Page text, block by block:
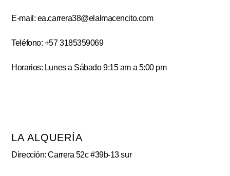
E-mail: ea.carrera38@elalmacencito.com
Teléfono: +57 3185359069
Horarios: Lunes a Sábado 9:15 am a 5:00 pm
LA ALQUERÍA
Dirección: Carrera 52c #39b-13 sur